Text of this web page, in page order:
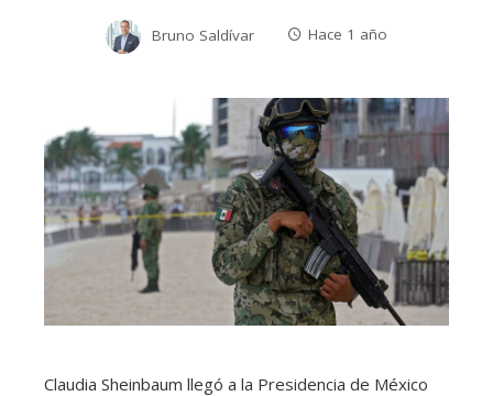
Bruno Saldívar Hace 1 año
Claudia Sheinbaum llegó a la Presidencia de México